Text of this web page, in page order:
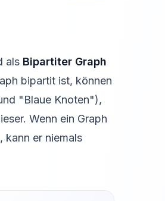
als Bipartiter Graph
bipartit ist, können
"Blaue Knoten"),
Wenn ein Graph
kann er niemals